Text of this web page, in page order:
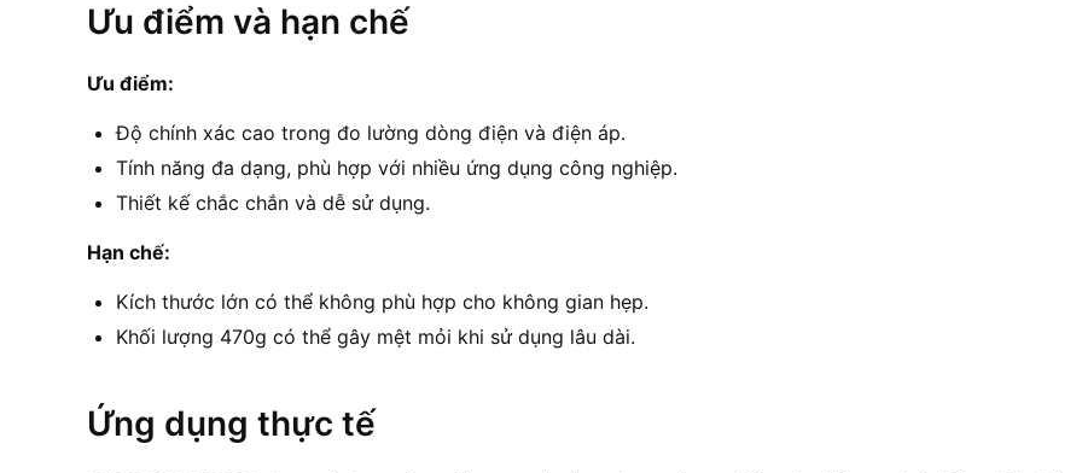
Ưu điểm và hạn chế
Ưu điểm:
Độ chính xác cao trong đo lường dòng điện và điện áp.
Tính năng đa dạng, phù hợp với nhiều ứng dụng công nghiệp.
Thiết kế chắc chắn và dễ sử dụng.
Hạn chế:
Kích thước lớn có thể không phù hợp cho không gian hẹp.
Khối lượng 470g có thể gây mệt mỏi khi sử dụng lâu dài.
Ứng dụng thực tế